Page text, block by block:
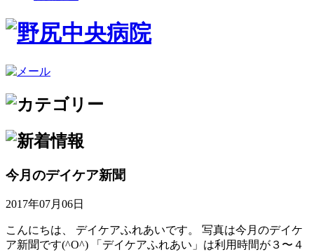
今月のデイケア新聞
2017年07月06日
こんにちは、 デイケアふれあいです。 写真は今月のデイケ
ア新聞です(^O^) 「デイケアふれあい」は利用時間が３〜４